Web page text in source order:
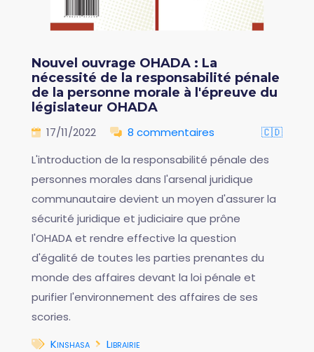
Nouvel ouvrage OHADA : La
nécessité de la responsabilité pénale
de la personne morale à l'épreuve du
législateur OHADA
17/11/2022 8 commentaires
🇨🇩
L'introduction de la responsabilité pénale des
personnes morales dans l'arsenal juridique
communautaire devient un moyen d'assurer la
sécurité juridique et judiciaire que prône
l'OHADA et rendre effective la question
d'égalité de toutes les parties prenantes du
monde des affaires devant la loi pénale et
purifier l'environnement des affaires de ses
scories.
Kinshasa
Librairie